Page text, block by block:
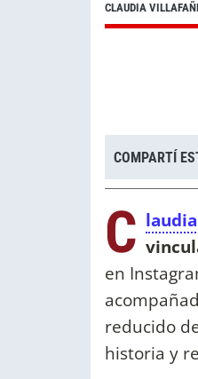
CLAUDIA
COMPARTÍ
C
en
reducido
historia y